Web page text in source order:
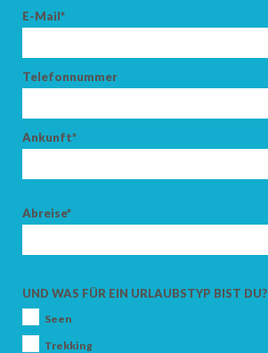
E-Mail*
Telefonnummer
Ankunft*
Abreise*
UND WAS FÜR EIN URLAUBSTYP BIST DU?
Seen
Trekking